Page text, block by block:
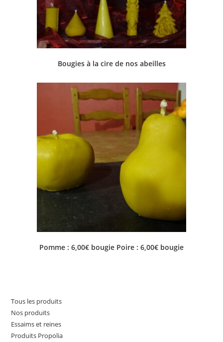
Bougies à la cire de nos abeilles
Pomme : 6,00€ bougie Poire : 6,00€ bougie
Tous les produits
Nos produits
Essaims et reines
Produits Propolia